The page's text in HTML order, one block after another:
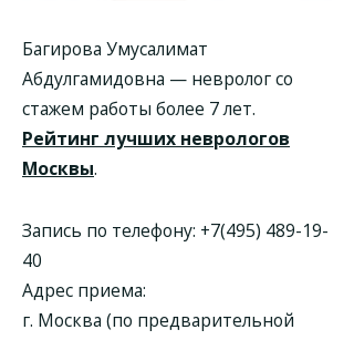
Багирова Умусалимат
Абдулгамидовна — невролог со
стажем работы более 7 лет.
Рейтинг лучших неврологов
Москвы.
Запись по телефону: +7(495) 489-19-
40
Адрес приема:
г. Москва (по предварительной